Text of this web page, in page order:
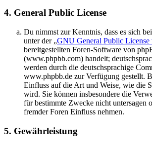
4. General Public License
Du nimmst zur Kenntnis, dass es sich
unter der „GNU General Public License
bereitgestellten Foren-Software von
(www.phpbb.com) handelt;
werden durch die deutschsprachige
www.phpbb.de zur Verfügung gestellt.
Einfluss auf die Art und Weise, wie die
wird. Sie können insbesondere die
für bestimmte Zwecke nicht untersagen
fremder Foren Einfluss nehmen.
5. Gewährleistung